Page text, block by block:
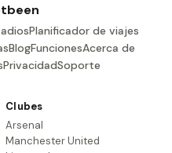
Planificador de viajes
BlogFuncionesAcerca de
PrivacidadSoporte
Clubes
Arsenal
Manchester United